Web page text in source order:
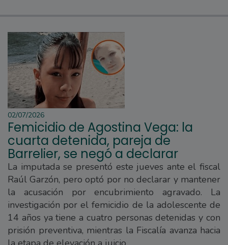
02/07/2026
Femicidio de Agostina Vega: la
cuarta detenida, pareja de
Barrelier, se negó a declarar
La imputada se presentó este jueves ante el fiscal
Raúl Garzón, pero optó por no declarar y mantener
la acusación por encubrimiento agravado. La
investigación por el femicidio de la adolescente de
14 años ya tiene a cuatro personas detenidas y con
prisión preventiva, mientras la Fiscalía avanza hacia